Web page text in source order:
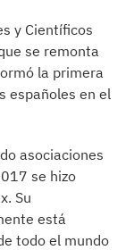
y Científicos
se remonta
la primera
españoles en el
asociaciones
se hizo
Su
está
todo el mundo